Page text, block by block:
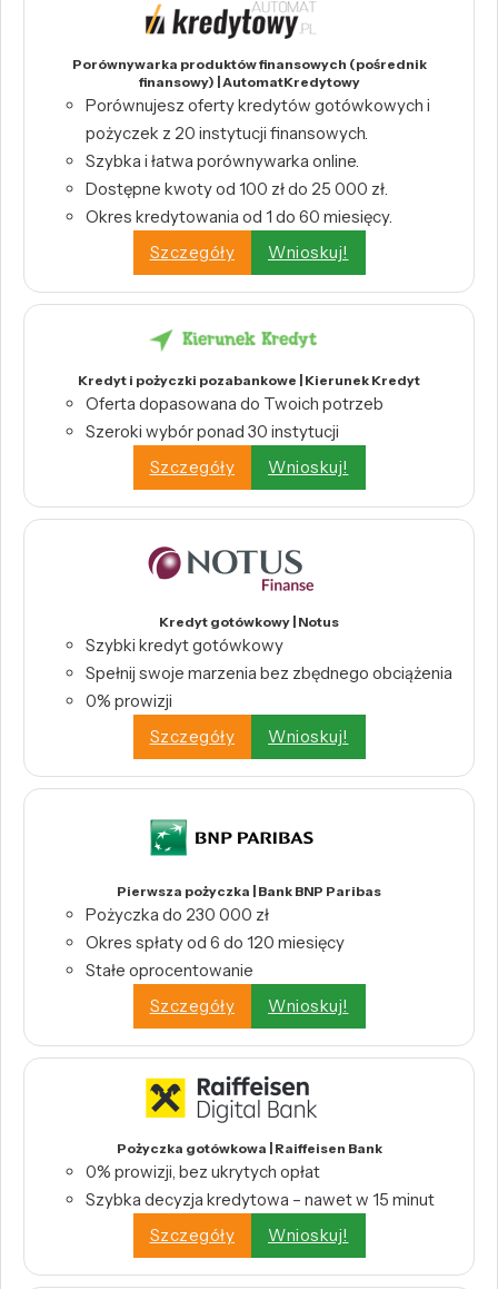
Porównywarka produktów finansowych (pośrednik
finansowy) | AutomatKredytowy
Porównujesz oferty kredytów gotówkowych i
pożyczek z 20 instytucji finansowych.
Szybka i łatwa porównywarka online.
Dostępne kwoty od 100 zł do 25 000 zł.
Okres kredytowania od 1 do 60 miesięcy.
Szczegóły
Wnioskuj!
Kredyt i pożyczki pozabankowe | Kierunek Kredyt
Oferta dopasowana do Twoich potrzeb
Szeroki wybór ponad 30 instytucji
Szczegóły
Wnioskuj!
Kredyt gotówkowy | Notus
Szybki kredyt gotówkowy
Spełnij swoje marzenia bez zbędnego obciążenia
0% prowizji
Szczegóły
Wnioskuj!
Pierwsza pożyczka | Bank BNP Paribas
Pożyczka do 230 000 zł
Okres spłaty od 6 do 120 miesięcy
Stałe oprocentowanie
Szczegóły
Wnioskuj!
Pożyczka gotówkowa | Raiffeisen Bank
0% prowizji, bez ukrytych opłat
Szybka decyzja kredytowa – nawet w 15 minut
Szczegóły
Wnioskuj!